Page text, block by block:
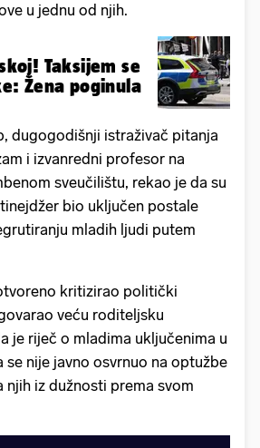
u jednu od njih.
Taksijem se
Žena poginula
dugogodišnji istraživač pitanja
i izvanredni profesor na
sveučilištu, rekao je da su
bio uključen postale
mladih ljudi putem
kritizirao politički
veću roditeljsku
je riječ o mladima uključenima u
se nije javno osvrnuo na optužbe
njih iz dužnosti prema svom